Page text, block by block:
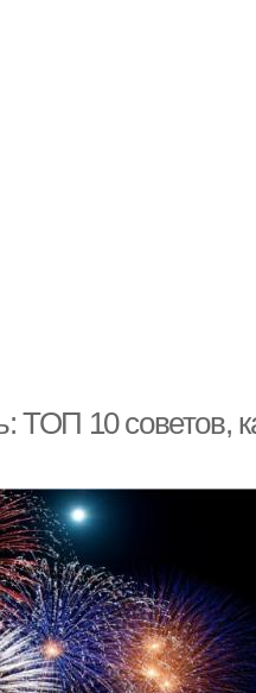
ТОП 10 советов,